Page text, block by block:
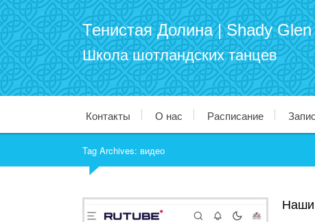
Тенистая Долина | Shady Glen
Школа шотландских танцев
Контакты О нас Расписание
Tag Archives: видео
Наши